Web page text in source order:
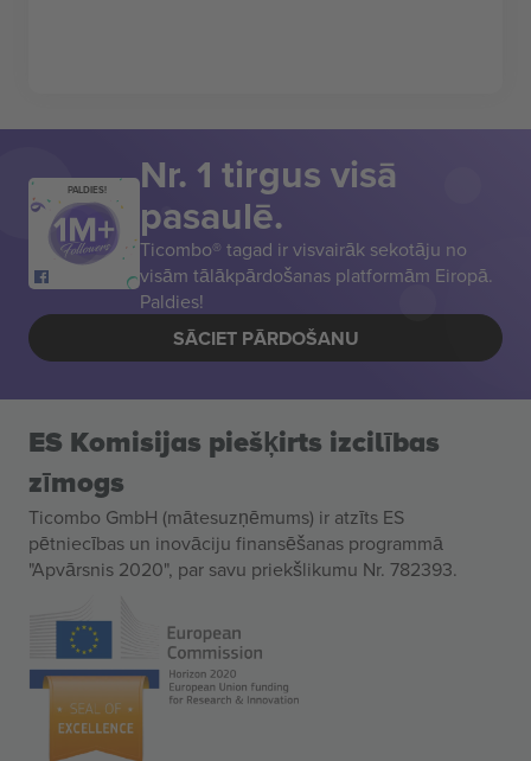
PALDIES! Nr. 1 tirgus visā
pasaulē.
Ticombo® tagad ir visvairāk sekotāju no
visām tālākpārdošanas platformām Eiropā.
Paldies!
SĀCIET PĀRDOŠANU
ES Komisijas piešķirts izcilības
zīmogs
Ticombo GmbH (mātesuzņēmums) ir atzīts ES
pētniecības un inovāciju finansēšanas programmā
"Apvārsnis 2020", par savu priekšlikumu Nr. 782393.